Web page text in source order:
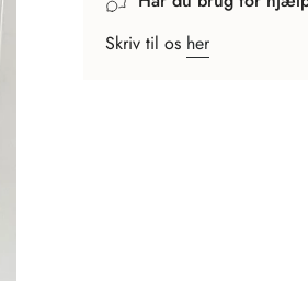
Skriv til os her